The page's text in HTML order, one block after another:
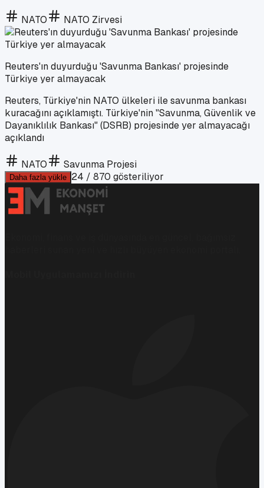
NATO NATO Zirvesi
Reuters'ın duyurduğu 'Savunma Bankası' projesinde
Türkiye yer almayacak
Reuters, Türkiye'nin NATO ülkeleri ile savunma bankası
kuracağını açıklamıştı. Türkiye'nin "Savunma, Güvenlik ve
Dayanıklılık Bankası" (DSRB) projesinde yer almayacağı
açıklandı
NATO Savunma Projesi
Daha fazla yükle 24 / 870 gösteriliyor